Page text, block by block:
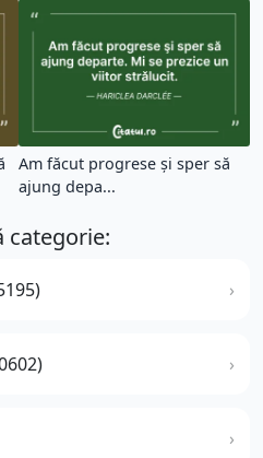
Am făcut progrese şi sper să
ajung depa...
categorie: